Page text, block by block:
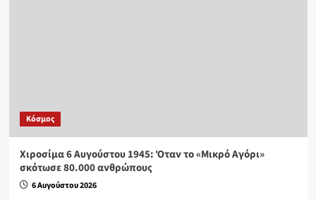
Κόσμος
Χιροσίμα 6 Αυγούστου 1945: Όταν το «Μικρό Αγόρι»
σκότωσε 80.000 ανθρώπους
6 Αυγούστου 2026